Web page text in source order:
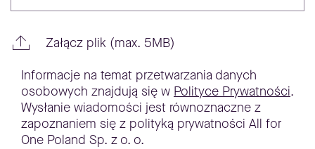
Załącz plik (max. 5MB)
Informacje na temat przetwarzania danych
osobowych znajdują się w Polityce Prywatności.
Wysłanie wiadomości jest równoznaczne z
zapoznaniem się z polityką prywatności All for
One Poland Sp. z o. o.